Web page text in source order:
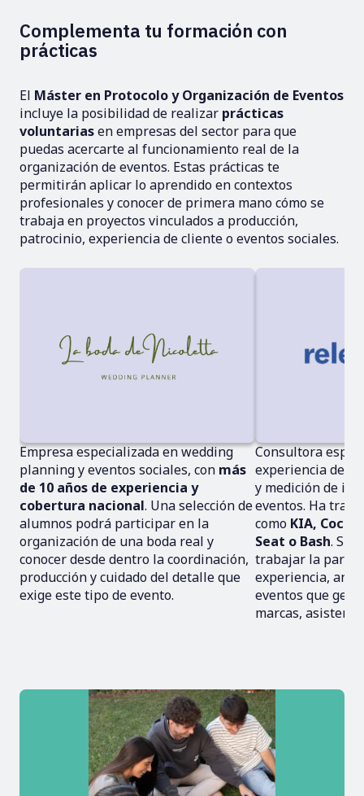
Complementa tu formación con
prácticas
El Máster en Protocolo y Organización de Eventos
incluye la posibilidad de realizar prácticas
voluntariasen empresas del sector para que
puedas acercarte al funcionamiento real de la
organización de eventos. Estas prácticas te
permitirán aplicar lo aprendido en contextos
profesionales y conocer de primera mano cómo se
trabaja en proyectos vinculados a producción,
patrocinio, experiencia de cliente o eventos sociales.
Empresa especializada en wedding
planning y eventos sociales, con más
de 10 años de experiencia y
cobertura nacional. Una selección de
alumnos podrá participar en la
organización de una boda real y
conocer desde dentro la coordinación,
producción y cuidado del detalle que
exige este tipo de evento.
Consultora
experiencia de
y medición de
eventos. Ha
como KIA, Coca-
Seat o Bash.
trabajar la parte
experiencia,
eventos que
marcas,